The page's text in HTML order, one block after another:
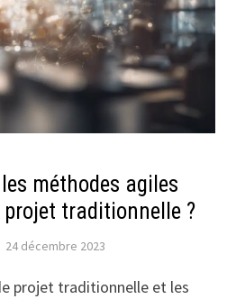
méthodes agiles
traditionnelle ?
24 décembre 2023
projet traditionnelle et les